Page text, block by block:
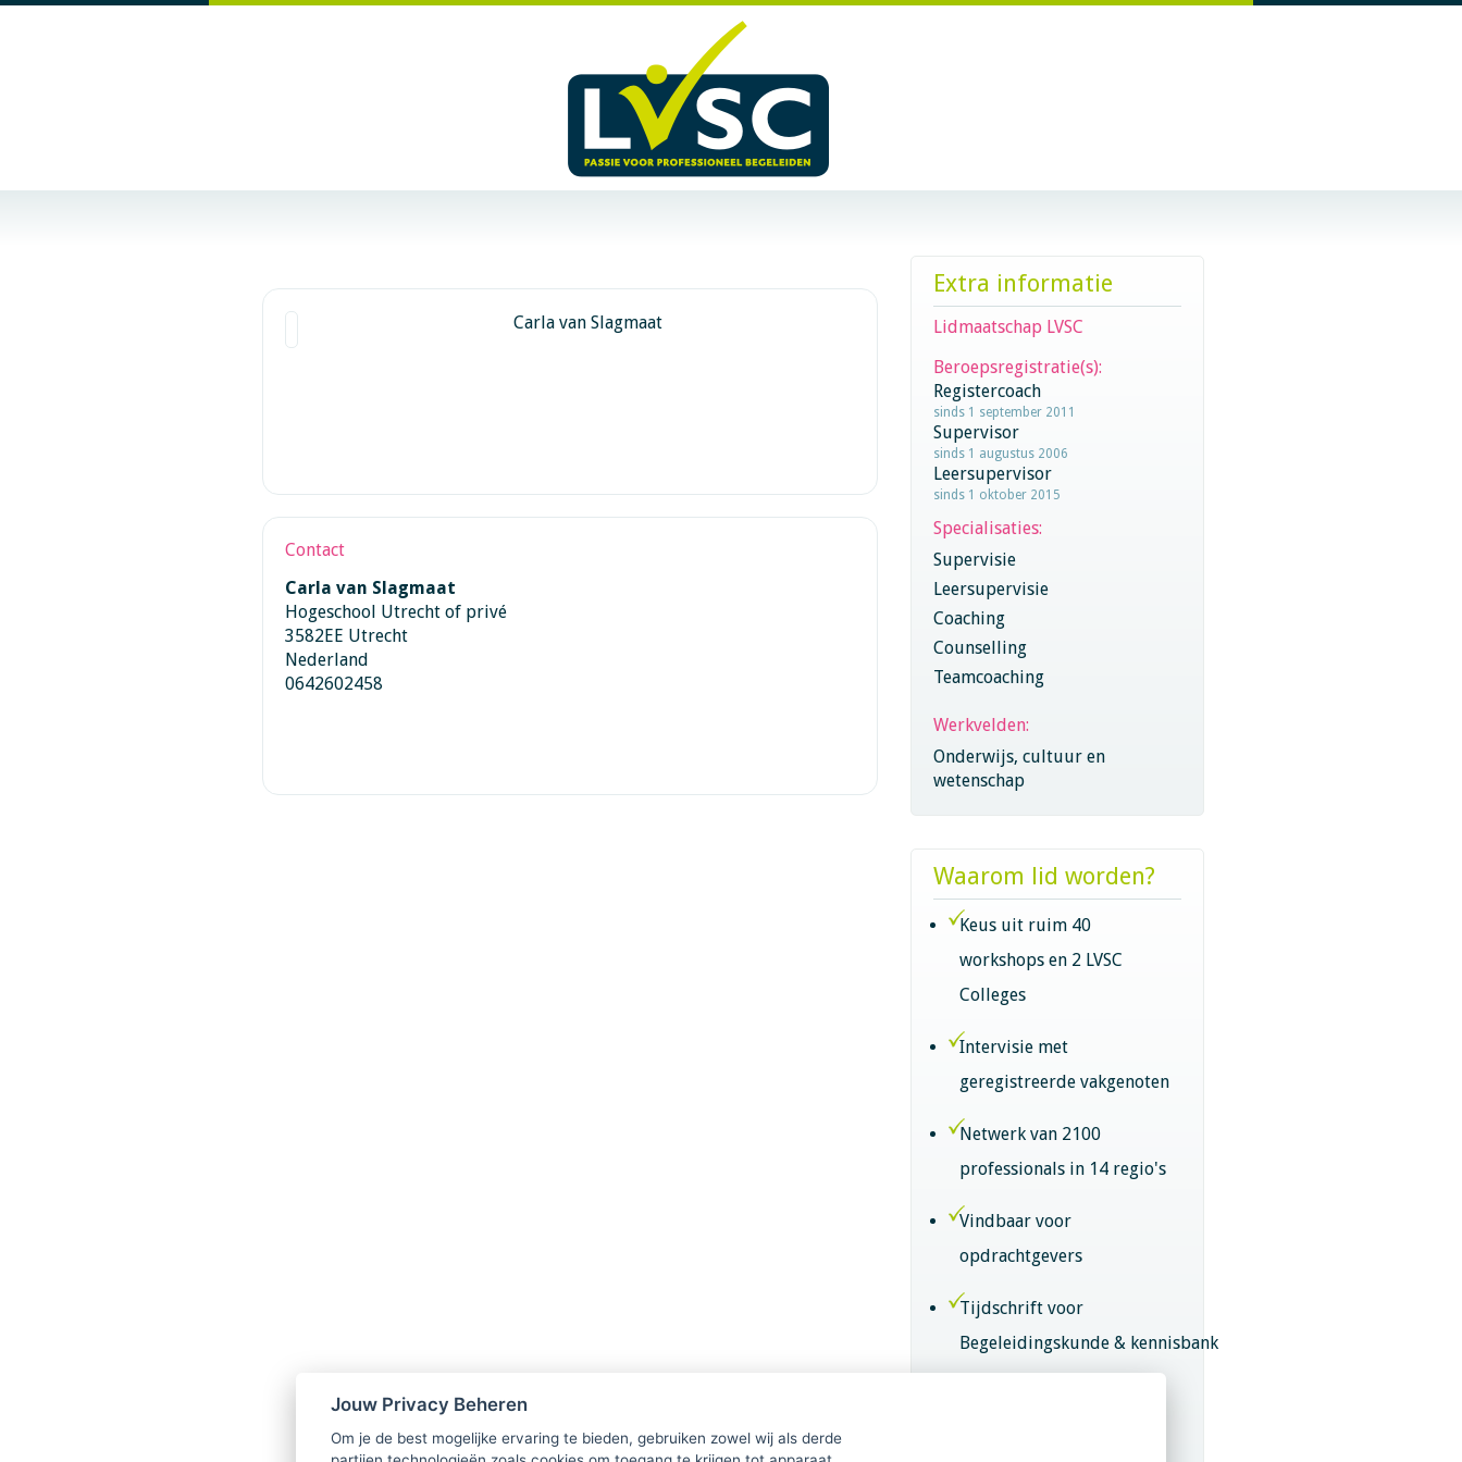
Carla van Slagmaat
Contact
Carla van Slagmaat
Hogeschool Utrecht of privé
3582EE Utrecht
Nederland
0642602458
Extra informatie
Lidmaatschap LVSC
Beroepsregistratie(s):
Registercoach
sinds 1 september 2011
Supervisor
sinds 1 augustus 2006
Leersupervisor
sinds 1 oktober 2015
Specialisaties:
Supervisie
Leersupervisie
Coaching
Counselling
Teamcoaching
Werkvelden:
Onderwijs, cultuur en
wetenschap
Waarom lid worden?
Keus uit ruim 40
workshops en 2 LVSC
Colleges
Intervisie met
geregistreerde vakgenoten
Netwerk van 2100
professionals in 14 regio's
Vindbaar voor
opdrachtgevers
Tijdschrift voor
Begeleidingskunde & kennisbank
Jouw Privacy Beheren
Om je de best mogelijke ervaring te bieden, gebruiken zowel wij als derde